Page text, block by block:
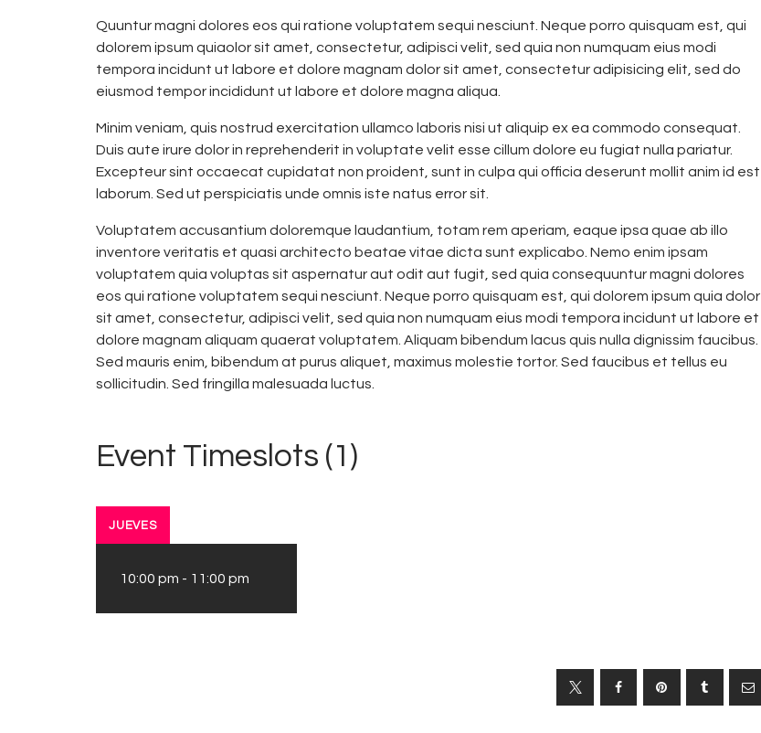
Quuntur magni dolores eos qui ratione voluptatem sequi nesciunt. Neque porro quisquam est, qui
dolorem ipsum quiaolor sit amet, consectetur, adipisci velit, sed quia non numquam eius modi
tempora incidunt ut labore et dolore magnam dolor sit amet, consectetur adipisicing elit, sed do
eiusmod tempor incididunt ut labore et dolore magna aliqua.
Minim veniam, quis nostrud exercitation ullamco laboris nisi ut aliquip ex ea commodo consequat.
Duis aute irure dolor in reprehenderit in voluptate velit esse cillum dolore eu fugiat nulla pariatur.
Excepteur sint occaecat cupidatat non proident, sunt in culpa qui officia deserunt mollit anim id est
laborum. Sed ut perspiciatis unde omnis iste natus error sit.
Voluptatem accusantium doloremque laudantium, totam rem aperiam, eaque ipsa quae ab illo
inventore veritatis et quasi architecto beatae vitae dicta sunt explicabo. Nemo enim ipsam
voluptatem quia voluptas sit aspernatur aut odit aut fugit, sed quia consequuntur magni dolores
eos qui ratione voluptatem sequi nesciunt. Neque porro quisquam est, qui dolorem ipsum quia dolor
sit amet, consectetur, adipisci velit, sed quia non numquam eius modi tempora incidunt ut labore et
dolore magnam aliquam quaerat voluptatem. Aliquam bibendum lacus quis nulla dignissim faucibus.
Sed mauris enim, bibendum at purus aliquet, maximus molestie tortor. Sed faucibus et tellus eu
sollicitudin. Sed fringilla malesuada luctus.
Event Timeslots (1)
JUEVES
10:00 pm - 11:00 pm